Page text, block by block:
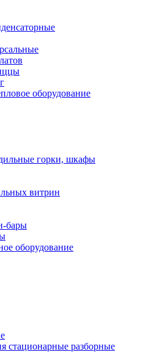
оборудование
горки, шкафы
витрин
бары
оборудование
стационарные разборные